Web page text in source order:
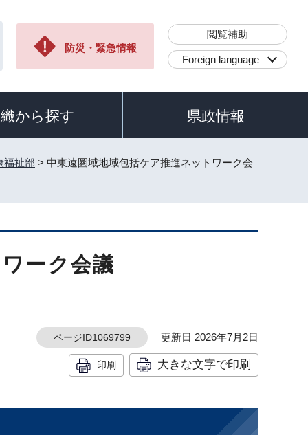
防災・緊急情報
閲覧補助
Foreign language
から探す 県政情報
福祉部 > 中東遠圏域地域包括ケア推進ネットワーク会
ーク会議
ページID1069799 更新日 2026年7月2日
印刷 大きな文字で印刷